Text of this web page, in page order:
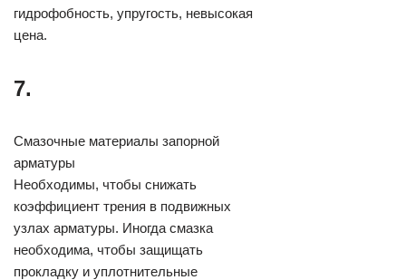
гидрофобность, упругость, невысокая
цена.
7.
Смазочные материалы запорной
арматуры
Необходимы, чтобы снижать
коэффициент трения в подвижных
узлах арматуры. Иногда смазка
необходима, чтобы защищать
прокладку и уплотнительные